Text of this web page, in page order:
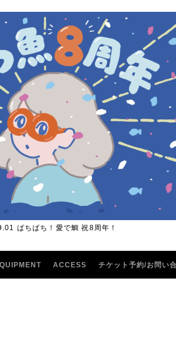
ぱちぱち！愛で鯛 祝8周年！
ACCESS チケット予約/お問い